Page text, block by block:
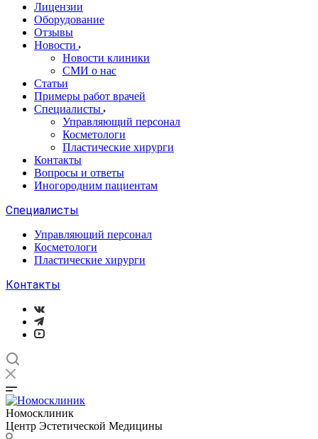
Лицензии
Оборудование
Отзывы
Новости
Новости клиники
СМИ о нас
Статьи
Примеры работ врачей
Специалисты
Управляющий персонал
Косметологи
Пластические хирурги
Контакты
Вопросы и ответы
Иногородним пациентам
Специалисты
Управляющий персонал
Косметологи
Пластические хирурги
Контакты
Номосклиник
Центр Эстетической Медицины